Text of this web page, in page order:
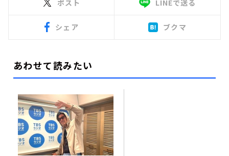
ポスト LINEで送る
シェア ブクマ
あわせて読みたい